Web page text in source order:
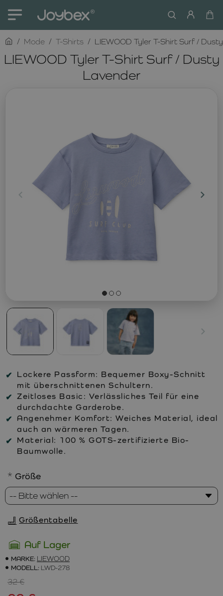
LIEWOOD Tyler T-Shirt Surf / Dusty
Lavender
homeMode T-Shirts LIEWOOD Tyler T-Shirt Surf /
Lockere Passform: Bequemer Boxy-Schnitt
mit überschnittenen Schultern.
Zeitloses Basic: Verlässliches Teil für eine
durchdachte Garderobe.
Angenehmer Komfort: Weiches Material, ideal
auch an wärmeren Tagen.
Material: 100 % GOTS-zertifizierte Bio-
Baumwolle.
Auf Lager
MARKE: LIEWOOD
MODELL: LWD-278
32 €
Größe
Größentabelle